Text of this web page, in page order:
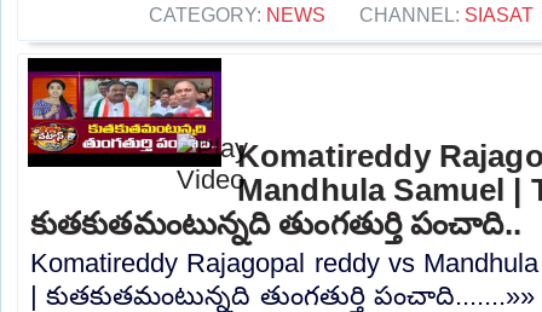
CATEGORY: NEWS CHANNEL: SIASAT
Komatireddy
Mandhula Samuel |
కుతకుతమంటున్నది తుంగతుర్తి పంచాది..
Komatireddy Rajagopal reddy vs
| కుతకుతమంటున్నది తుంగతుర్తి పంచాది.......»»